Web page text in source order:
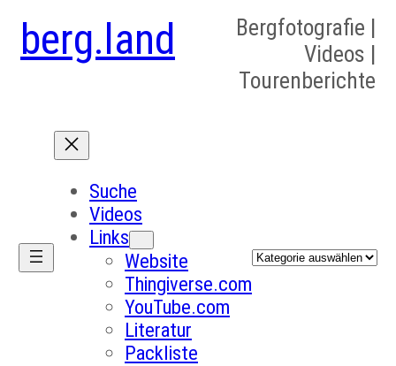
berg.land
Bergfotografie |
Videos |
Tourenberichte
Suche
Videos
Links
Website
Thingiverse.com
YouTube.com
Literatur
Packliste
Kategorien